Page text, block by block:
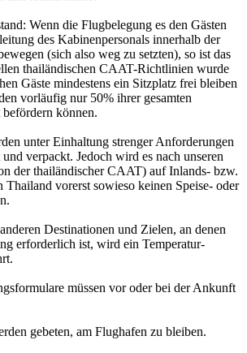
Wenn die Flugbelegung es den Gästen
des Kabinenpersonals innerhalb der
(sich also weg zu setzten), so ist das
thailändischen CAAT-Richtlinien wurde
Gäste mindestens ein Sitzplatz frei bleiben
vorläufig nur 50% ihrer gesamten
befördern können.
unter Einhaltung strenger Anforderungen
verpackt. Jedoch wird es nach unseren
der thailändischer CAAT) auf Inlands- bzw.
vorerst sowieso keinen Speise- oder
Destinationen und Zielen, an denen
erforderlich ist, wird ein Temperatur-
müssen vor oder bei der Ankunft
gebeten, am Flughafen zu bleiben.